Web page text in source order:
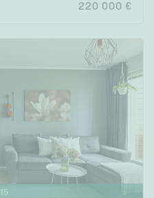
220 000 €
15